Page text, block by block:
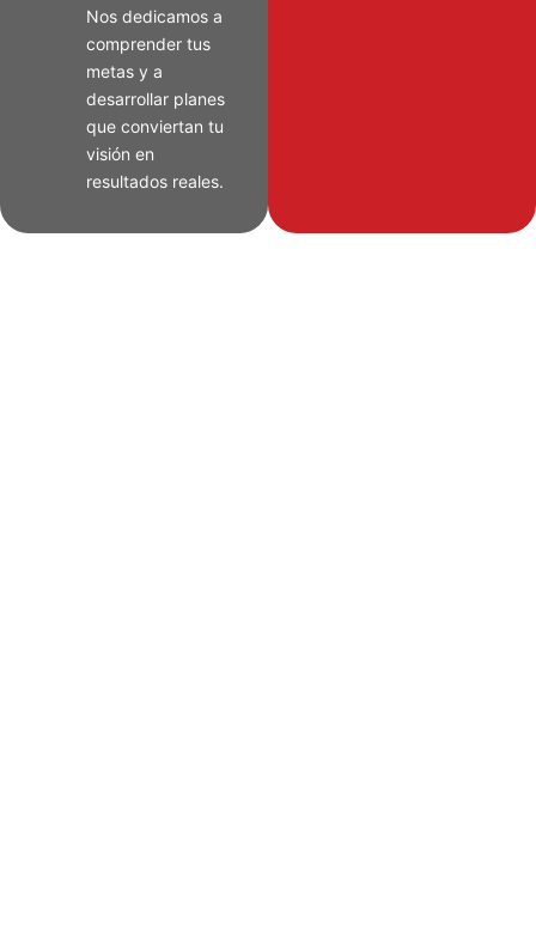
Nos dedicamos a
comprender tus
metas y a
desarrollar planes
que conviertan tu
visión en
resultados reales.